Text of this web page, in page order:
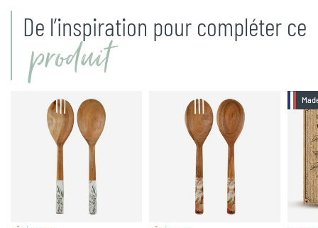
De l’inspiration pour compléter ce
produit